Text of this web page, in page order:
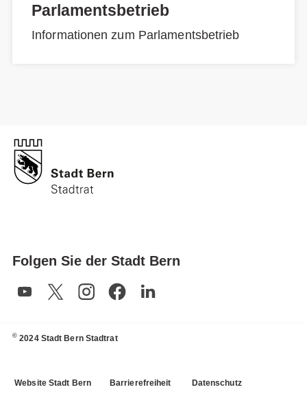
Parlamentsbetrieb
Informationen zum Parlamentsbetrieb
Folgen Sie der Stadt Bern
© 2024 Stadt Bern Stadtrat
Website Stadt Bern Barrierefreiheit Datenschutz